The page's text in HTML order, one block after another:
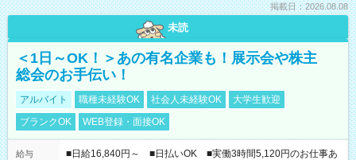
掲載日：2026.08.08
未読
＜1日～OK！＞あの有名企業も！展示会や株主
総会のお手伝い！
アルバイト 職種未経験OK 社会人未経験OK
大学生歓迎
ブランクOK
WEB登録・面接OK
給与
■日給16,840円～ ■日払いOK ■実働3時間5,120円のお仕事あ